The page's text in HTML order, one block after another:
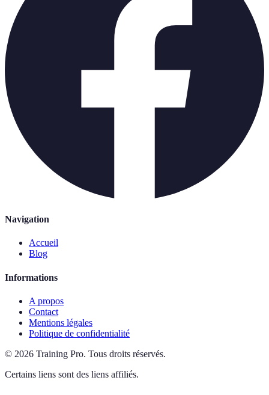
Navigation
Accueil
Blog
Informations
A propos
Contact
Mentions légales
Politique de confidentialité
© 2026 Training Pro. Tous droits réservés.
Certains liens sont des liens affiliés.